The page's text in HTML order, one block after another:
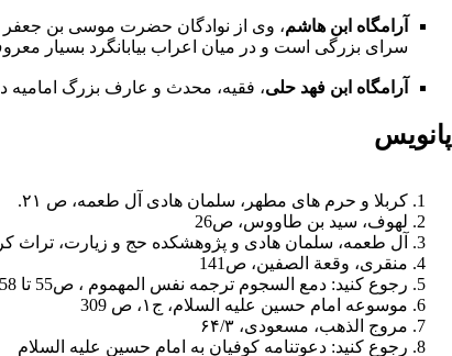
آرامگاه ابن هاشم، وى از نوادگان حضرت موسى بن جعفر
سراى بزرگى است و در میان اعراب بیابانگرد بسیار
آرامگاه ابن فهد حلى، فقیه، محدث و عارف بزرگ امامیه
پانویس
کربلا و حرم های مطهر، سلمان هادی آل طعمه، ص ۲۱.
لهوف، سید بن طاووس، ص26
آل طعمه، سلمان هادی و پژوهشكده حج و زيارت، تراث کربلاء،
منقری، وقعة الصفین، ص141
رجوع کنید: دمع السجوم ترجمه نفس المهموم ، ص55 تا 58
موسوعه امام حسین علیه السلام، ج۱، ص 309
مروج الذهب، مسعودی، ۶۴/۳
رجوع کنید: دعوتنامه کوفیان به امام حسین علیه السلام